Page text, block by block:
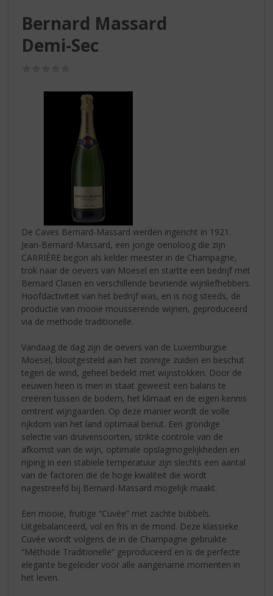
Bernard Massard
Demi-Sec
De Caves Bernard-Massard werden ingericht in 1921.
Jean-Bernard-Massard, een jonge oenoloog die zijn
CARRIÈRE begon als kelder meester in de Champagne,
trok naar de oevers van Moesel en startte een bedrijf met
Bernard Clasen en verschillende bevriende wijnliefhebbers.
Hoofdactiviteit van het bedrijf was, en is nog steeds, de
productie van mooie mousserende wijnen, geproduceerd
via de methode traditionelle.
Vandaag de dag zijn de oevers van de Luxemburgse
Moesel, blootgesteld aan het zonnige zuiden en beschut
tegen de wind, geheel bedekt met wijnstokken. Door de
eeuwen heen is men in staat geweest een balans te
creëren tussen de bodem, het klimaat en de eigen kennis
omtrent wijngaarden. Op deze manier wordt de volle
rijkdom van het land optimaal benut. Een grondige
selectie van druivensoorten, strikte controle van de
afkomst van de wijn, optimale opslagmogelijkheden en
rijping in een stabiele temperatuur zijn slechts een aantal
van de factoren die de hoge kwaliteit die wordt
nagestreefd bij Bernard-Massard mogelijk maakt.
Een mooie, fruitige “Cuvée” met zachte bubbels.
Uitgebalanceerd, vol en fris in de mond. Deze klassieke
Cuvée wordt volgens de in de Champagne gebruikte
“Méthode Traditionelle” geproduceerd en is de perfecte
elegante begeleider voor alle aangename momenten in
het leven.